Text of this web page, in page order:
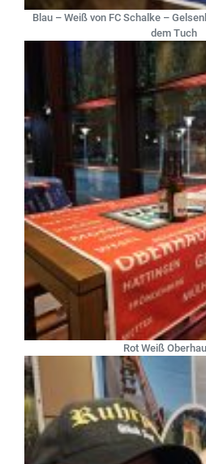
Blau – Weiß von FC Schalke –
dem Tuch
Rot Weiß